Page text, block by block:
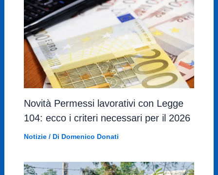
Novità Permessi lavorativi con Legge
104: ecco i criteri necessari per il 2026
Notizie/ Di Domenico Donati